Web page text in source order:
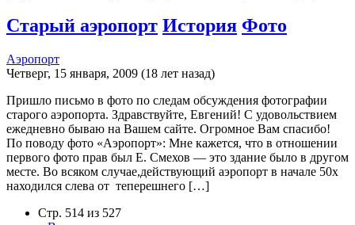
Старый аэропорт История Фото
Аэропорт
Четверг, 15 января, 2009 (18 лет назад)
Пришло письмо в фото по следам обсуждения фотографии
старого аэропорта. Здравствуйте, Евгений! С удовольствием
ежедневно бываю на Вашем сайте. Огромное Вам спасибо!
По поводу фото «Аэропорт»: Мне кажется, что в отношении
первого фото прав был Е. Смехов — это здание было в другом
месте. Во всяком случае,действующий аэропорт в начале 50х
находился слева от теперешнего […]
Стр. 514 из 527